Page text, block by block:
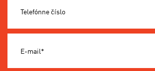
Telefónne číslo
E-mail*